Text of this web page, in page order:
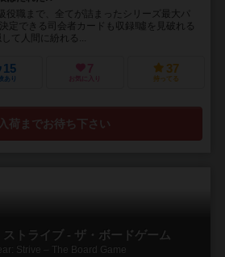
役職まで、全てが詰まったシリーズ最大パ
定できる司会者カードも収録!噓を見破れる
て人間に紛れる...
15
あり
7
お気に入り
37
持ってる
荷までお待ち下さい
ストライブ - ザ・ボードゲーム
Strive – The Board Game